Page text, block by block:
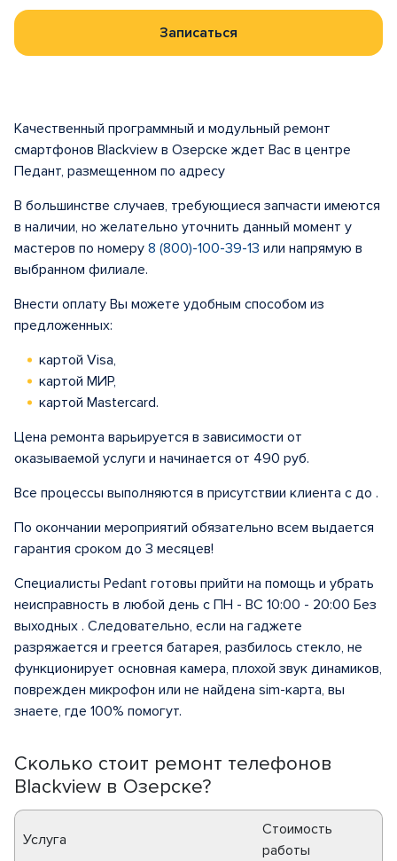
Записаться
Сколько стоит ремонт телефонов
Blackview в Озерске?
Услуга
Стоимость
работы
Качественный программный и модульный ремонт
смартфонов Blackview в Озерске ждет Вас в центре
Педант, размещенном по адресу
В большинстве случаев, требующиеся запчасти имеются
в наличии, но желательно уточнить данный момент у
мастеров по номеру 8 (800)-100-39-13 или напрямую в
выбранном филиале.
Внести оплату Вы можете удобным способом из
предложенных:
картой Visa,
картой МИР,
картой Mastercard.
Цена ремонта варьируется в зависимости от
оказываемой услуги и начинается от 490 руб.
Все процессы выполняются в присутствии клиента с до .
По окончании мероприятий обязательно всем выдается
гарантия сроком до 3 месяцев!
Специалисты Pedant готовы прийти на помощь и убрать
неисправность в любой день с ПН - ВС 10:00 - 20:00 Без
выходных . Следовательно, если на гаджете
разряжается и греется батарея, разбилось стекло, не
функционирует основная камера, плохой звук динамиков,
поврежден микрофон или не найдена sim-карта, вы
знаете, где 100% помогут.